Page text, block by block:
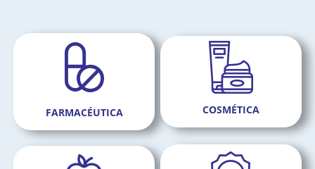
FARMACÉUTICA COSMÉTICA